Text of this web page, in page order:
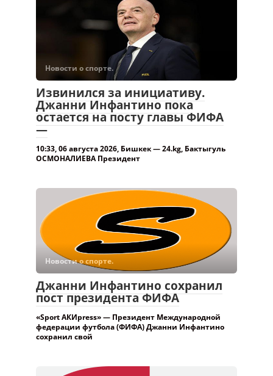
Новости о спорте.
Извинился за инициативу.
Джанни Инфантино пока
остается на посту главы ФИФА
—
10:33, 06 августа 2026, Бишкек — 24.kg, Бактыгуль
ОСМОНАЛИЕВА Президент
Новости о спорте.
Джанни Инфантино сохранил
пост президента ФИФА
«Sport АКИpress» — Президент Международной
федерации футбола (ФИФА) Джанни Инфантино
сохранил свой